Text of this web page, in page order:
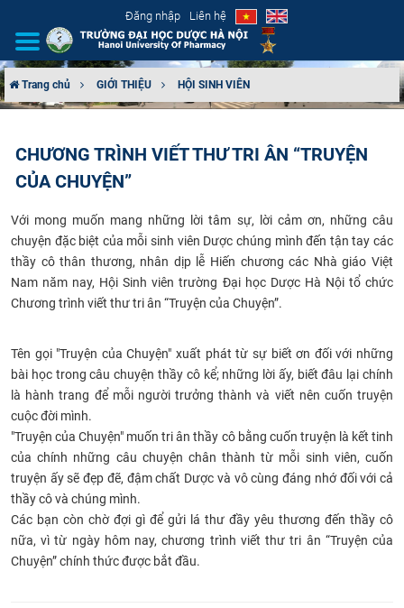
Đăng nhập Liên hệ
CƠ CẤU TỔ CHỨC
ĐÀO TẠO
ĐẢM BẢO CHẤT LƯỢNG
HTQT
CỰU NGƯỜI HỌC
Trang chủ GIỚI THIỆU HỘI SINH VIÊN
CHƯƠNG TRÌNH VIẾT THƯ TRI ÂN “TRUYỆN
CỦA CHUYỆN”
Với mong muốn mang những lời tâm sự, lời cảm ơn, những câu
chuyện đặc biệt của mỗi sinh viên Dược chúng mình đến tận tay các
thầy cô thân thương, nhân dịp lễ Hiến chương các Nhà giáo Việt
Nam năm nay, Hội Sinh viên trường Đại học Dược Hà Nội tổ chức
Chương trình viết thư tri ân “Truyện của Chuyện”.
Tên gọi "Truyện của Chuyện" xuất phát từ sự biết ơn đối với những
bài học trong câu chuyện thầy cô kể; những lời ấy, biết đâu lại chính
là hành trang để mỗi người trưởng thành và viết nên cuốn truyện
cuộc đời mình.
"Truyện của Chuyện" muốn tri ân thầy cô bằng cuốn truyện là kết tinh
của chính những câu chuyện chân thành từ mỗi sinh viên, cuốn
truyện ấy sẽ đẹp đẽ, đậm chất Dược và vô cùng đáng nhớ đối với cả
thầy cô và chúng mình.
Các bạn còn chờ đợi gì để gửi lá thư đầy yêu thương đến thầy cô
nữa, vì từ ngày hôm nay, chương trình viết thư tri ân “Truyện của
Chuyện” chính thức được bắt đầu.